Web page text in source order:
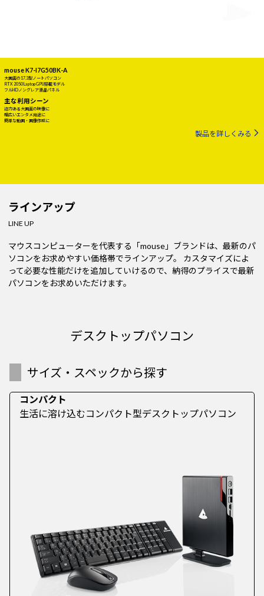
mouse K7-I7G50BK-A
大画面の17.3型ノートパソコン
RTX 2050 Laptop GPU搭載モデル
フルHDノングレア液晶パネル
主な利用シーン
迫力ある大画面の映像に
幅広いエンタメ用途に
簡単な動画・画像作成に
製品を詳しくみる
ラインアップ
LINE UP
マウスコンピューターを代表する「mouse」ブランドは、最新のパ
ソコンをお求めやすい価格帯でラインアップ。 カスタマイズによ
って必要な性能だけを追加していけるので、納得のプライスで最新
パソコンをお求めいただけます。
デスクトップパソコン
サイズ・スペックから探す
コンパクト
生活に溶け込むコンパクト型デスクトップパソコン